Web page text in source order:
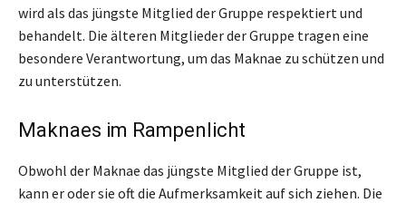
wird als das jüngste Mitglied der Gruppe respektiert und
behandelt. Die älteren Mitglieder der Gruppe tragen eine
besondere Verantwortung, um das Maknae zu schützen und
zu unterstützen.
Maknaes im Rampenlicht
Obwohl der Maknae das jüngste Mitglied der Gruppe ist,
kann er oder sie oft die Aufmerksamkeit auf sich ziehen. Die